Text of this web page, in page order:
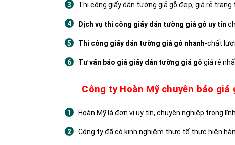
Thi công giấy dán tường giả gỗ đẹp, giá rẻ trang
Dịch vụ thi công giấy dán tường giả gỗ uy tín
Thi công giấy dán tường giả gỗ nhanh-chất
Tư vấn báo giá giấy dán tường giả gỗ giá rẻ
Công ty Hoàn Mỹ chuyên báo
Hoàn Mỹ là đơn vị uy tín, chuyên nghiệp trong
Công ty đã có kinh nghiệm thực tế thực hiện